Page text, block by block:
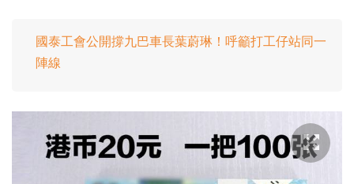
國泰工會公開撐九巴車長葉蔚琳！呼籲打工仔站同一
陣線